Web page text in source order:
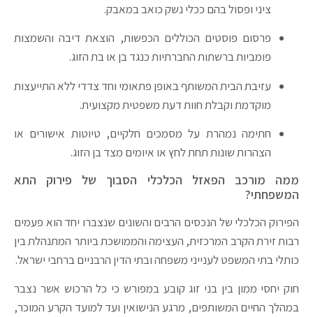
ציני ופסול בהם ככלי נשק כואב במאבק.
פרסום פוסטים הכוללים הכפשות, הוצאת דיבה והשמצות
פומביות ברשתות החברתיות כנגד בן או בת הזוג.
עזיבת הבית המשותף באופן פתאומי וחד צדדי ללא התייעצות
מוקדמת וקבלת חוות דעת משפטית מקצועית.
חתימה נמהרת על מסמכים חלקיים, טיוטות אישורים או
הצהרות שונות תחת לחץ או איומים מצד בן הזוג.
ממה מורכב הפאזל הכלכלי הסבוך של פירוק התא
המשפחתי?
הפירוק הכלכלי של הנכסים הרבים והשונים שנצברו יחד הוא פעמים
רבות זירת הקרב המרכזית, העצימה והממושכת ביותר המתנהלת בין
כותלי בתי המשפט לענייני משפחה ובתי הדין הרבניים ברחבי ישראל.
חוק יחסי ממון בין בני זוג קובע במפורש כי כל הרכוש אשר נצבר
במהלך החיים המשותפים, מרגע הנישואין ועד למועד הקרע המוכר,